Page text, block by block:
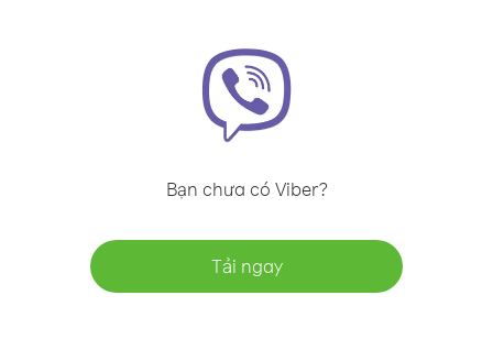
Bạn chưa có Viber?
Tải ngay